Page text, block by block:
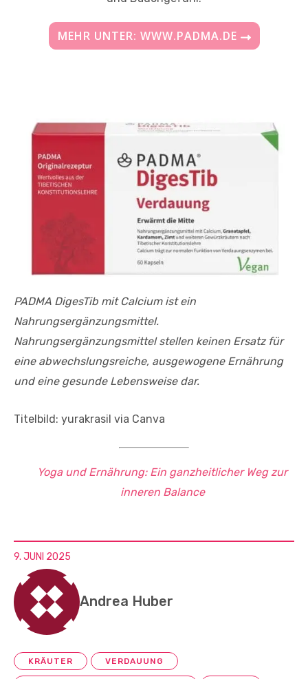
MEHR UNTER: WWW.PADMA.DE
PADMA DigesTib mit Calcium ist ein
Nahrungsergänzungsmittel.
Nahrungsergänzungsmittel stellen keinen Ersatz für
eine abwechslungsreiche, ausgewogene Ernährung
und eine gesunde Lebensweise dar.
Titelbild: yurakrasil via Canva
Yoga und Ernährung: Ein ganzheitlicher Weg zur
inneren Balance
9. JUNI 2025
Andrea Huber
KRÄUTER VERDAUUNG